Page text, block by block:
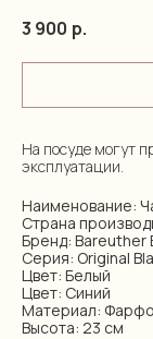
3 900 р.
На посуде могут
эксплуатации.
Наименование:
Страна
Бренд: Bareuther
Серия: Original
Цвет: Белый
Цвет: Синий
Материал:
Высота: 23 см